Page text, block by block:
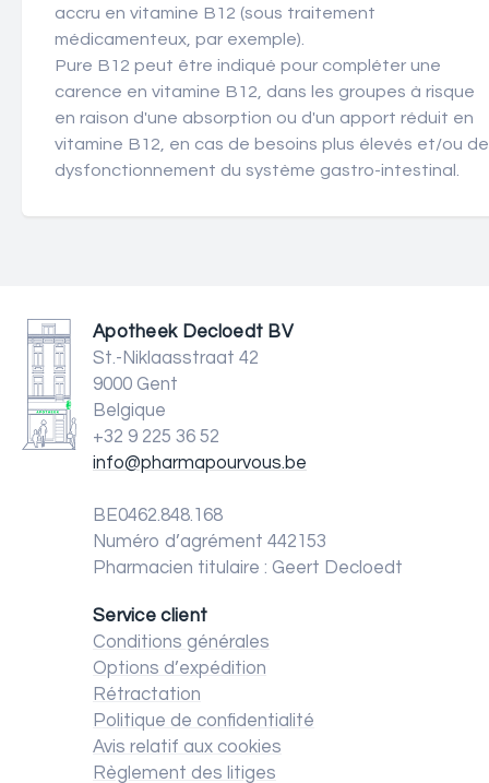
accru en vitamine B12 (sous traitement
médicamenteux, par exemple).
Pure B12 peut être indiqué pour compléter une
carence en vitamine B12, dans les groupes à risque
en raison d'une absorption ou d'un apport réduit en
vitamine B12, en cas de besoins plus élevés et/ou de
dysfonctionnement du système gastro-intestinal.
Apotheek Decloedt BV
St.-Niklaasstraat 42
9000 Gent
Belgique
+32 9 225 36 52
info@pharmapourvous.be
BE0462.848.168
Numéro d’agrément 442153
Pharmacien titulaire : Geert Decloedt
Service client
Conditions générales
Options d’expédition
Rétractation
Politique de confidentialité
Avis relatif aux cookies
Règlement des litiges